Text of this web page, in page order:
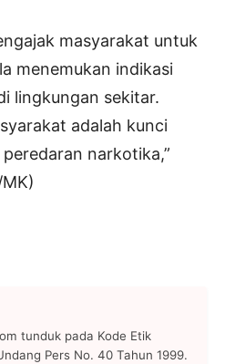
masyarakat untuk
menemukan indikasi
lingkungan sekitar.
adalah kunci
narkotika,”
tunduk pada Kode Etik
Pers No. 40 Tahun 1999.